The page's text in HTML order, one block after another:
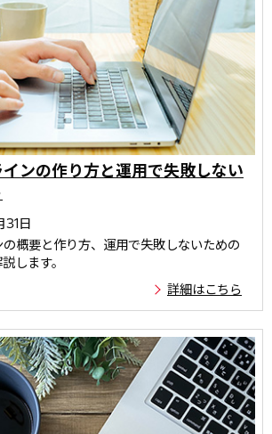
ンの作り方と運用で失敗しない
31日
概要と作り方、運用で失敗しないための
します。
詳細はこちら